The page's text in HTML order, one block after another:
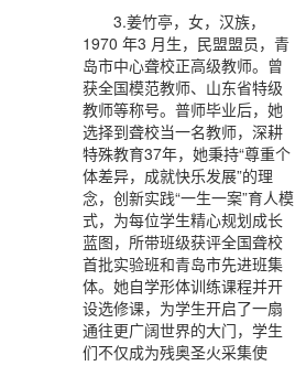
3.姜竹亭，女，汉族，
1970 年3 月生，民盟盟员，青
岛市中心聋校正高级教师。曾
获全国模范教师、山东省特级
教师等称号。普师毕业后，她
选择到聋校当一名教师，深耕
特殊教育37年，她秉持“尊重个
体差异，成就快乐发展”的理
念，创新实践“一生一案”育人模
式，为每位学生精心规划成长
蓝图，所带班级获评全国聋校
首批实验班和青岛市先进班集
体。她自学形体训练课程并开
设选修课，为学生开启了一扇
通往更广阔世界的大门，学生
们不仅成为残奥圣火采集使